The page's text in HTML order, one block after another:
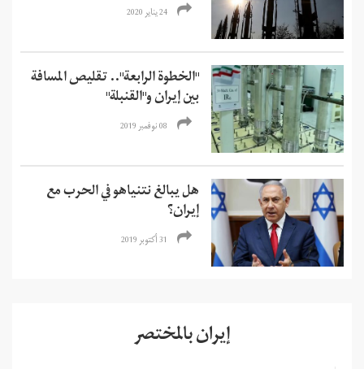
24 يناير 2020
"الخطوة الرابعة".. تقليص المسافة
بين إيران و"القنبلة"
08 نوفمبر 2019
هل يبالغ نتنياهو في الحرب مع
إيران؟
31 أكتوبر 2019
إيران بالمختصر